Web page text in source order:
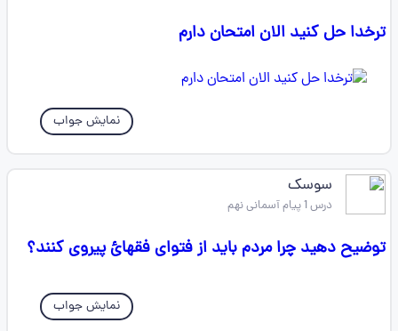
ترخدا حل کنید الان امتحان دارم
نمایش جواب
سوسک
درس 1 پیام آسمانی نهم
توضیح دهید چرا مردم باید از فتوای فقهائ پیروی کنند؟
نمایش جواب